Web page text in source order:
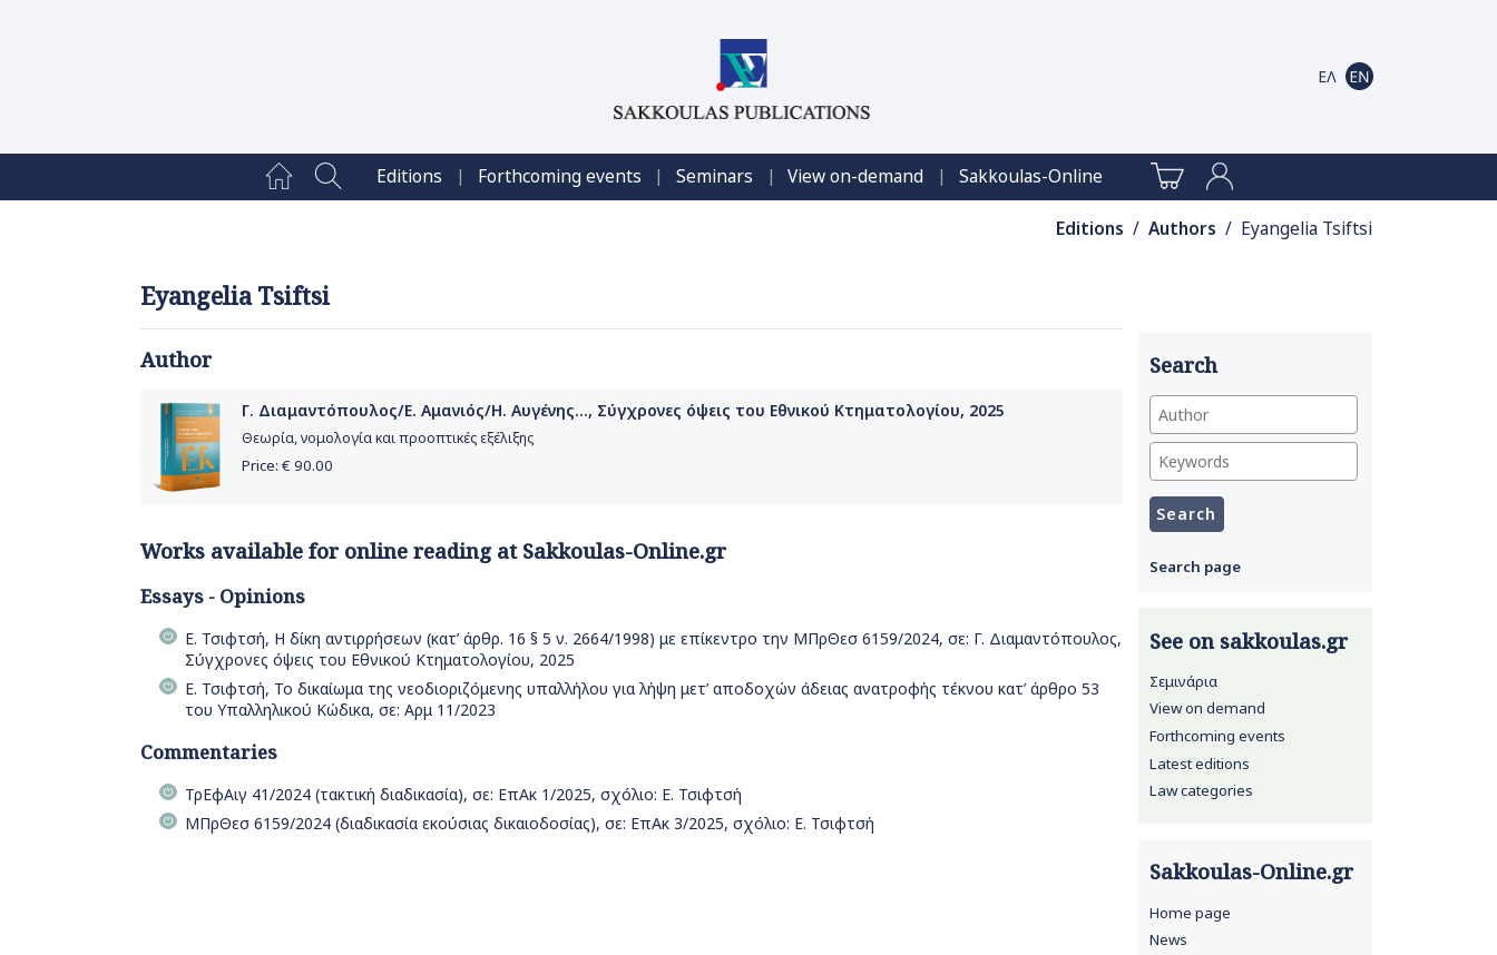
Editions | Forthcoming events | Seminars | View on-demand | Sakkoulas-Online
Editions / Authors / Eyangelia Tsiftsi
Eyangelia Tsiftsi
Author
Γ. Διαμαντόπουλος/Ε. Αμανιός/Η. Αυγένης..., Σύγχρονες όψεις του Εθνικού Κτηματολογίου, 2025
Θεωρία, νομολογία και προοπτικές εξέλιξης
Price: € 90.00
Works available for online reading at Sakkoulas-Online.gr
Essays - Opinions
Ε. Τσιφτσή, Η δίκη αντιρρήσεων (κατ’ άρθρ. 16 § 5 ν. 2664/1998) με επίκεντρο την ΜΠρΘεσ 6159/2024, σε: Γ. Διαμαντόπουλος,
Σύγχρονες όψεις του Εθνικού Κτηματολογίου, 2025
Ε. Τσιφτσή, Το δικαίωμα της νεοδιοριζόμενης υπαλλήλου για λήψη μετ’ αποδοχών άδειας ανατροφής τέκνου κατ’ άρθρο 53
του Υπαλληλικού Κώδικα, σε: Αρμ 11/2023
Commentaries
ΤρΕφΑιγ 41/2024 (τακτική διαδικασία), σε: ΕπΑκ 1/2025, σχόλιο: Ε. Τσιφτσή
ΜΠρΘεσ 6159/2024 (διαδικασία εκούσιας δικαιοδοσίας), σε: ΕπΑκ 3/2025, σχόλιο: Ε. Τσιφτσή
Search
Search page
See on sakkoulas.gr
Σεμινάρια
View on demand
Forthcoming events
Latest editions
Law categories
Sakkoulas-Online.gr
Home page
News